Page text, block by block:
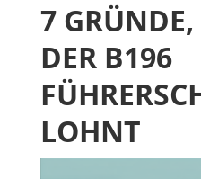
7
DER B196
LOHNT